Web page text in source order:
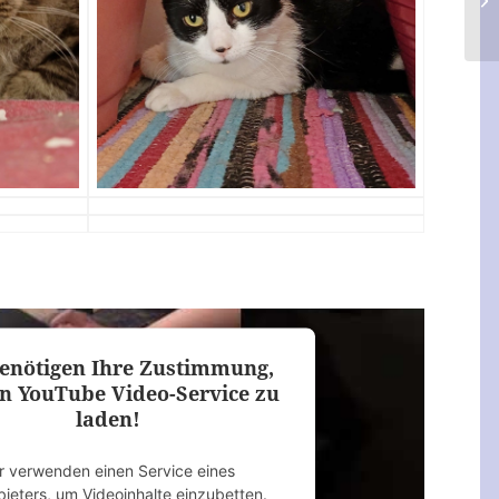
Ihre Zustimmung,
YouTube Video-Service zu
laden!
verwenden einen Service eines
um Videoinhalte einzubetten.